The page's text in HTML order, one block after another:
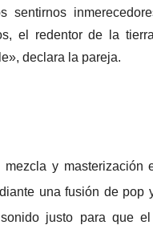
sentirnos
el redentor de la
declara la pareja.
mezcla y masterización
una fusión de pop
justo para que